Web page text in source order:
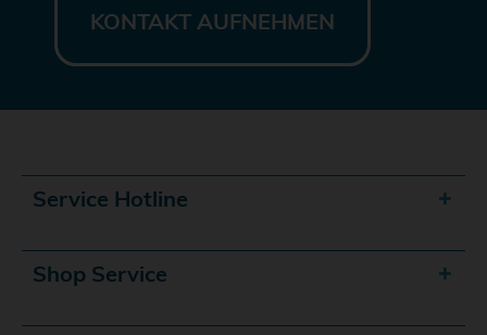
KONTAKT AUFNEHMEN
Service Hotline
Shop Service